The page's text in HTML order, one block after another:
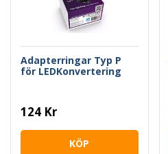
Adapterringar Typ P
för LEDKonvertering
124 Kr
KÖP